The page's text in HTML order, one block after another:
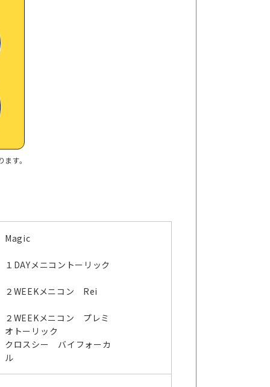
す。
Magic
１DAYメニコントーリック
２WEEKメニコン Rei
２WEEKメニコン プレミ
オトーリック
クロスシー バイフォーカ
ル